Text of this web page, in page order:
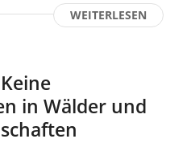
WEITERLESEN
in Wälder und